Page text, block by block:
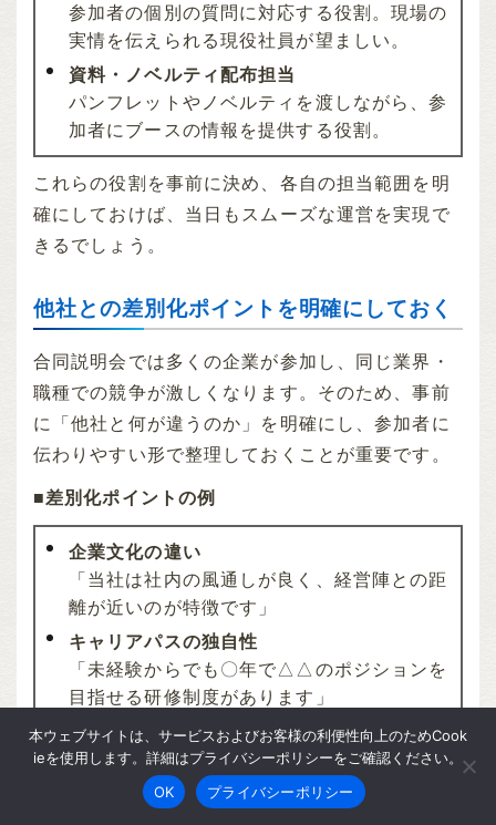
参加者の個別の質問に対応する役割。現場の
実情を伝えられる現役社員が望ましい。
資料・ノベルティ配布担当
パンフレットやノベルティを渡しながら、参
加者にブースの情報を提供する役割。
これらの役割を事前に決め、各自の担当範囲を明
確にしておけば、当日もスムーズな運営を実現で
きるでしょう。
他社との差別化ポイントを明確にしておく
合同説明会では多くの企業が参加し、同じ業界・
職種での競争が激しくなります。そのため、事前
に「他社と何が違うのか」を明確にし、参加者に
伝わりやすい形で整理しておくことが重要です。
■差別化ポイントの例
企業文化の違い
「当社は社内の風通しが良く、経営陣との距
離が近いのが特徴です」
キャリアパスの独自性
「未経験からでも〇年で△△のポジションを
目指せる研修制度があります」
福利厚生や働き方の強み
「フレックスタイムやリモートワークを導入
し、柔軟な働き方が可能です」
本ウェブサイトは、サービスおよびお客様の利便性向上のためCook
ieを使用します。詳細はプライバシーポリシーをご確認ください。
OK
プライバシーポリシー